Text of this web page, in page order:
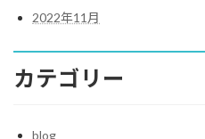
2022年11月
カテゴリー
blog